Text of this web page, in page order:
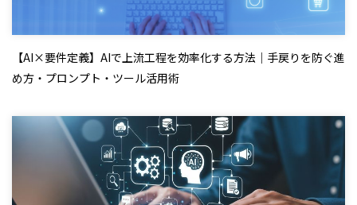
【AI×要件定義】AIで上流工程を効率化する方法｜手戻りを防ぐ進
め方・プロンプト・ツール活用術